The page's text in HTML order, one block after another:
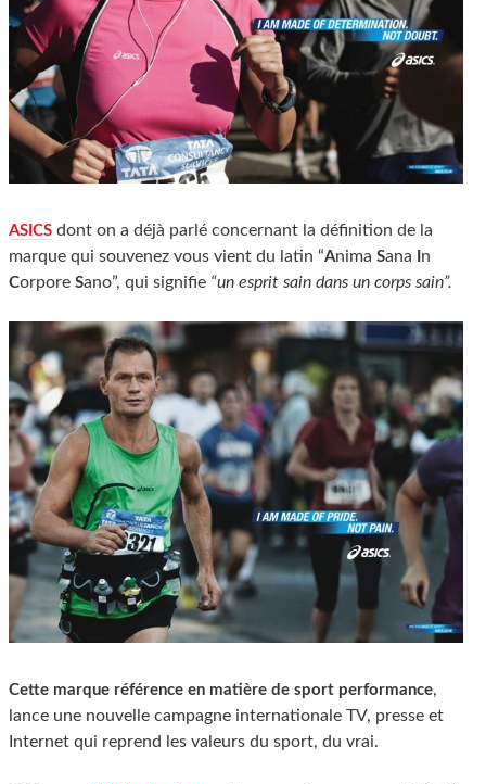
ASICS dont on a déjà parlé concernant la définition de la
marque qui souvenez vous vient du latin “Anima Sana n
Corpore Sano”, qui signifie “un esprit sain dans un corps sain”.
Cette marque référence en matière de sport performance,
lance une nouvelle campagne internationale TV, presse et
Internet qui reprend les valeurs du sport, du vrai.